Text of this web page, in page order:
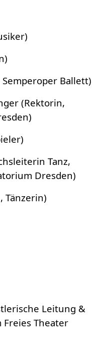
Ballett)
(Rektorin,
Tanz,
Dresden)
Tänzerin)
Leitung &
Theater